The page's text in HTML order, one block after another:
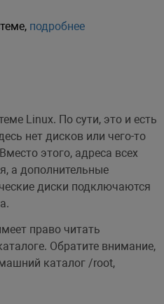
подробнее
Linux. По сути, это и есть
нет дисков или чего-то
этого, адреса всех
а дополнительные
диски подключаются
право читать
Обратите внимание,
каталог /root,